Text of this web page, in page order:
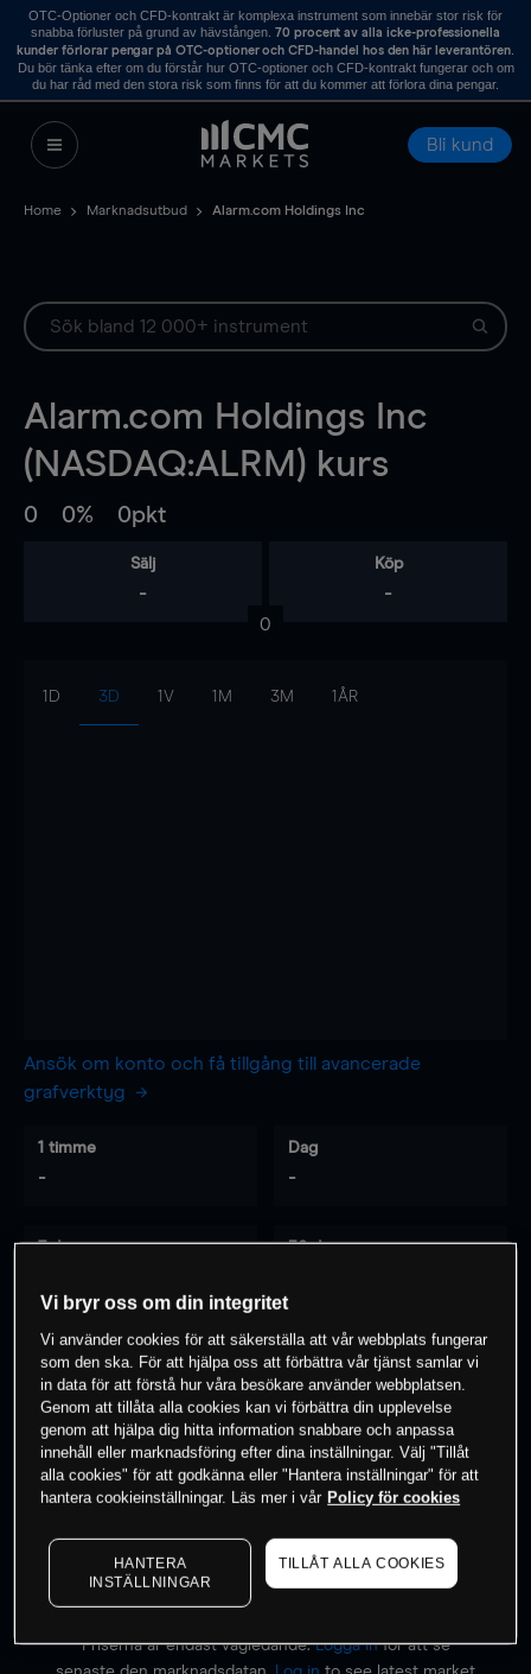
OTC-Optioner och CFD-kontrakt är komplexa instrument som innebär stor risk för
snabba förluster på grund av hävstången. 70 procent av alla icke-professionella
kunder förlorar pengar på OTC-optioner och CFD-handel hos den här leverantören.
Du bör tänka efter om du förstår hur OTC-optioner och CFD-kontrakt fungerar och om
du har råd med den stora risk som finns för att du kommer att förlora dina pengar.
Bli kund
Home Marknadsutbud Alarm.com Holdings Inc
Alarm.com Holdings Inc
(NASDAQ:ALRM) kurs
0 0% 0pkt
Sälj
-
Köp
-
0
1D 3D 1V 1M 3M 1ÅR
Ansök om konto och få tillgång till avancerade
grafverktyg
1 timme
-
Dag
-
7 dagar 30 dagar
0% av kunderna har en position i detta
instrument
Börja handla
Priserna är endast vägledande.Logga inför att se
Vi bryr oss om din integritet
Vi använder cookies för att säkerställa att vår webbplats fungerar
som den ska. För att hjälpa oss att förbättra vår tjänst samlar vi
in data för att förstå hur våra besökare använder webbplatsen.
Genom att tillåta alla cookies kan vi förbättra din upplevelse
genom att hjälpa dig hitta information snabbare och anpassa
innehåll eller marknadsföring efter dina inställningar. Välj "Tillåt
alla cookies" för att godkänna eller "Hantera inställningar" för att
hantera cookieinställningar. Läs mer i vår Policy för cookies
HANTERA
INSTÄLLNINGAR
TILLÅT ALLA COOKIES